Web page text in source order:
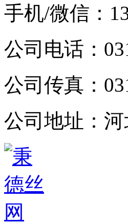
手机/微信：
公司电话：
公司传真：
公司地址：